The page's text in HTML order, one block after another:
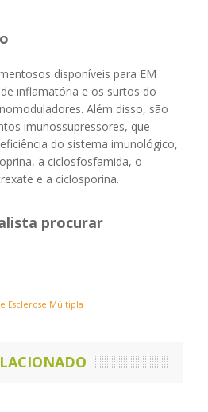
disponíveis para EM
inflamatória e os surtos do
Além disso, são
imunossupressores, que
do sistema imunológico,
a ciclosfosfamida, o
e a ciclosporina.
procurar
Esclerose Múltipla